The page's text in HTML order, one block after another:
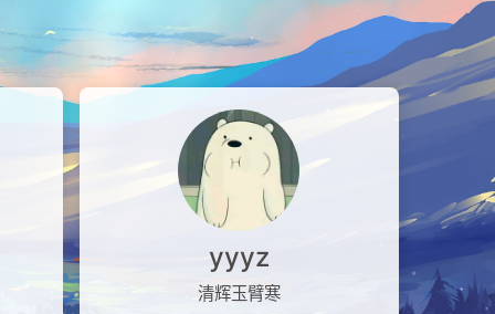
yyyz
清辉玉臂寒